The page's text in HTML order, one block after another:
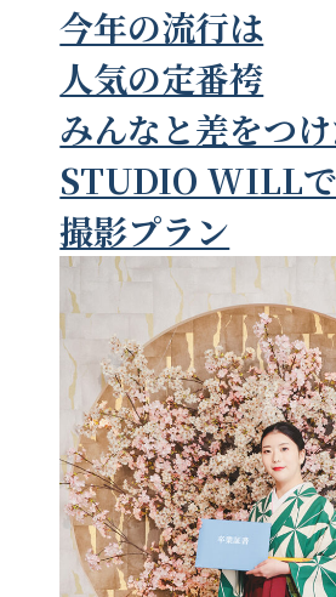
今年の流行は
人気の定番袴
みんなと差をつけ
STUDIO WILLで
撮影プラン